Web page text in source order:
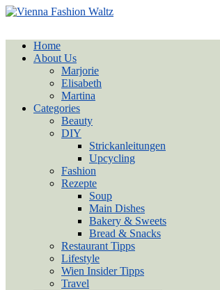
Home
About Us
Marjorie
Elisabeth
Martina
Categories
Beauty
DIY
Strickanleitungen
Upcycling
Fashion
Rezepte
Soup
Main Dishes
Bakery & Sweets
Bread & Snacks
Restaurant Tipps
Lifestyle
Wien Insider Tipps
Travel